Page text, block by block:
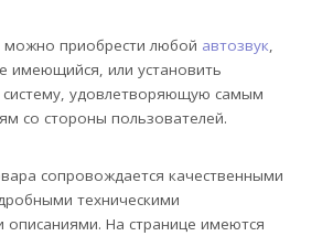
приобрести любой автозвук,
имеющийся, или установить
удовлетворяющую самым
со стороны пользователей.
сопровождается качественными
техническими
описаниями. На странице имеются